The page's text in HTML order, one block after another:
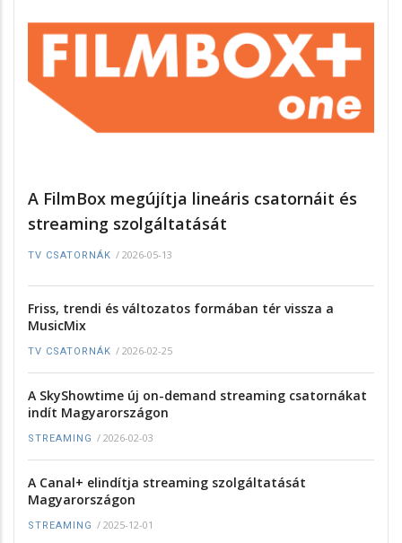
A FilmBox megújítja lineáris csatornáit és
streaming szolgáltatását
TV CSATORNÁK / 2026-05-13
Friss, trendi és változatos formában tér vissza a
MusicMix
TV CSATORNÁK / 2026-02-25
A SkyShowtime új on-demand streaming csatornákat
indít Magyarországon
STREAMING / 2026-02-03
A Canal+ elindítja streaming szolgáltatását
Magyarországon
STREAMING / 2025-12-01